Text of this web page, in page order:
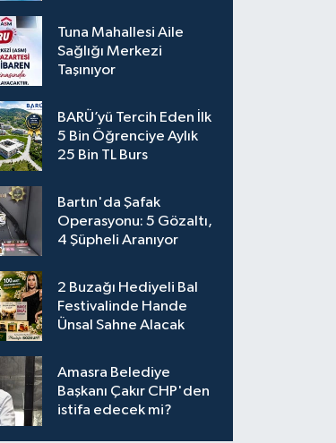
Tuna Mahallesi Aile
Sağlığı Merkezi
Taşınıyor
BARÜ’yü Tercih Eden İlk
5 Bin Öğrenciye Aylık
25 Bin TL Burs
Bartın'da Şafak
Operasyonu: 5 Gözaltı,
4 Şüpheli Aranıyor
2 Buzağı Hediyeli Bal
Festivalinde Hande
Ünsal Sahne Alacak
Amasra Belediye
Başkanı Çakır CHP'den
istifa edecek mi?